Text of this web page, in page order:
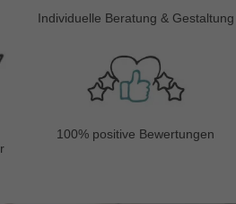
Individuelle Beratung & Gestaltung
100% positive Bewertungen